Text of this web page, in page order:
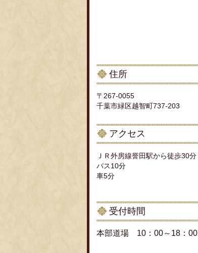
住所
〒267-0055
千葉市緑区越智町737-203
アクセス
ＪＲ外房線誉田駅から徒歩30分
バス10分
車5分
受付時間
本部道場 10：00～18：00